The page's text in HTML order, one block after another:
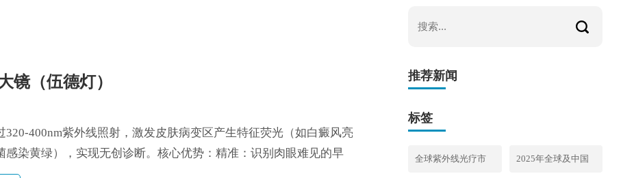
镜（伍德灯）
320-400nm紫外线照射，激发皮肤病变区产生特征荧光（如白癜风亮
感染黄绿），实现无创诊断。核心优势：精准：识别肉眼难见的早
菌...
推荐新闻
标签
全球紫外线光疗市 2025年全球及中国